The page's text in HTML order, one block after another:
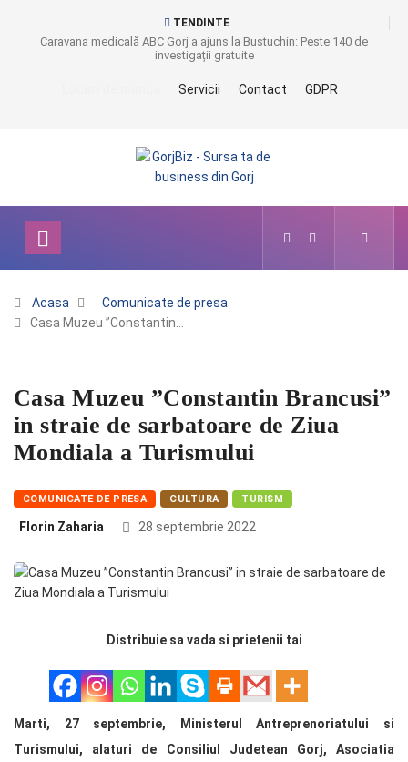
TENDINTE
Caravana medicală ABC Gorj a ajuns la Bustuchin: Peste 140 de
investigații gratuite
Servicii Contact GDPR
Acasa
Comunicate de presa
Casa Muzeu ”Constantin…
Casa Muzeu ”Constantin Brancusi”
in straie de sarbatoare de Ziua
Mondiala a Turismului
COMUNICATE DE PRESA CULTURA TURISM
Florin Zaharia 28 septembrie 2022
Distribuie sa vada si prietenii tai
Marti, 27 septembrie, Ministerul Antreprenoriatului si
Turismului, alaturi de Consiliul Judetean Gorj, Asociatia